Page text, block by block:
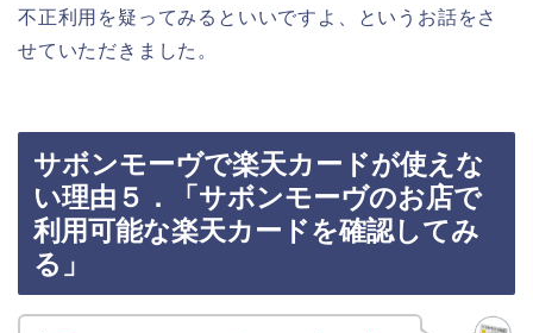
不正利用を疑ってみるといいですよ、というお話をさ
せていただきました。
サボンモーヴで楽天カードが使えな
い理由５．「サボンモーヴのお店で
利用可能な楽天カードを確認してみ
る」